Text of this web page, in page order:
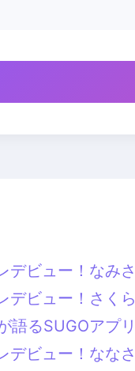
デビュー！なみ
デビュー！さく
語るSUGOアプ
デビュー！なな